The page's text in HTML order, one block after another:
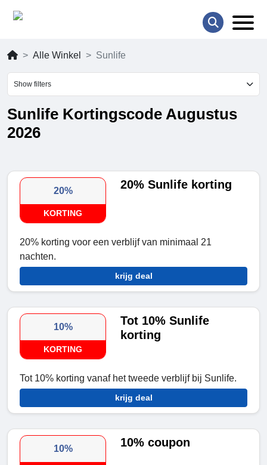
Alle Winkel Sunlife
Show filters
Sunlife Kortingscode Augustus
2026
20%
KORTING
20% Sunlife korting
20% korting voor een verblijf van minimaal 21
nachten.
krijg deal
10%
KORTING
Tot 10% Sunlife
korting
Tot 10% korting vanaf het tweede verblijf bij Sunlife.
krijg deal
10% 10% coupon